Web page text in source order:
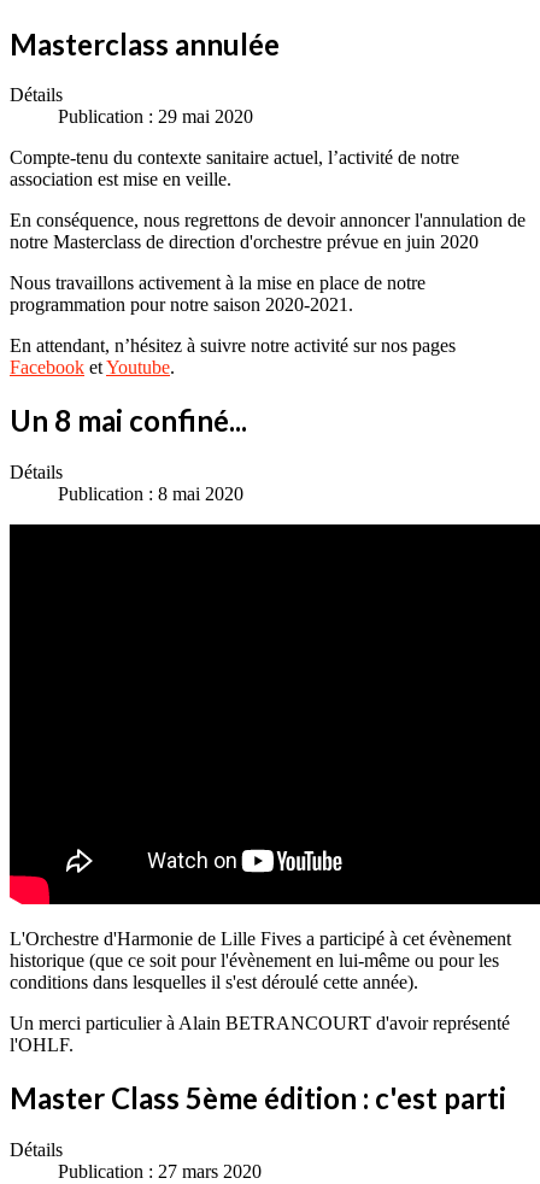
Masterclass annulée
Détails
Publication : 29 mai 2020
Compte-tenu du contexte sanitaire actuel, l’activité de notre
association est mise en veille.
En conséquence, nous regrettons de devoir annoncer l'annulation de
notre Masterclass de direction d'orchestre prévue en juin 2020
Nous travaillons activement à la mise en place de notre
programmation pour notre saison 2020-2021.
En attendant, n’hésitez à suivre notre activité sur nos pages
Facebook etYoutube.
Un 8 mai confiné...
Détails
Publication : 8 mai 2020
L'Orchestre d'Harmonie de Lille Fives a participé à cet évènement
historique (que ce soit pour l'évènement en lui-même ou pour les
conditions dans lesquelles il s'est déroulé cette année).
Un merci particulier à Alain BETRANCOURT d'avoir représenté
l'OHLF.
Master Class 5ème édition : c'est parti
Détails
Publication : 27 mars 2020